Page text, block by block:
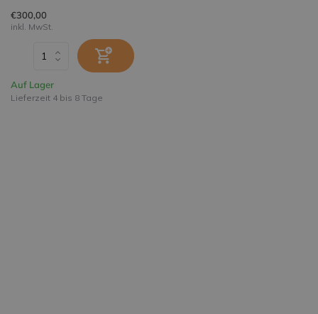
€300,00
inkl. MwSt.
Auf Lager
Lieferzeit 4 bis 8 Tage